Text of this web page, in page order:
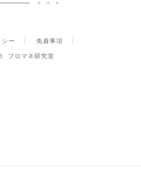
ー 免責事項
プロマネ研究室